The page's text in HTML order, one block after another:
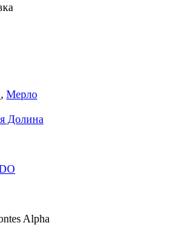
, Мерло
Долина
Alpha